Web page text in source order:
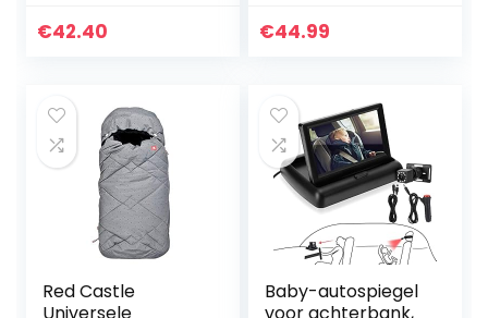
Hoofdkussen, voor
€42.40
der voor Isofix-
€44.99
Red Castle
Baby-autospiegel